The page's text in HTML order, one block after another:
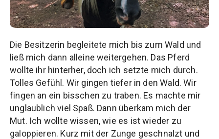
Die Besitzerin begleitete mich bis zum Wald und
ließ mich dann alleine weitergehen. Das Pferd
wollte ihr hinterher, doch ich setzte mich durch.
Tolles Gefühl. Wir gingen tiefer in den Wald. Wir
fingen an ein bisschen zu traben. Es machte mir
unglaublich viel Spaß. Dann überkam mich der
Mut. Ich wollte wissen, wie es ist wieder zu
galoppieren. Kurz mit der Zunge geschnalzt und